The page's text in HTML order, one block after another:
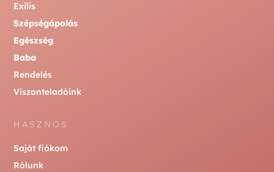
Exilis
Szépségápolás
Egészség
Baba
Rendelés
Viszonteladóink
HASZNOS
Saját fiókom
Rólunk